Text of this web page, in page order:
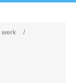
werk
/